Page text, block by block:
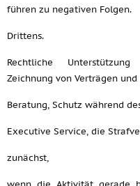
führen zu negativen Folgen.
Drittens.
Rechtliche
Zeichnung von Verträgen
Beratung, Schutz während
Executive Service, die
zunächst,